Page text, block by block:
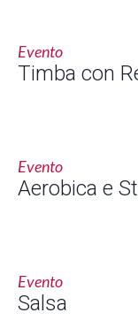
Evento
Timba con
Evento
Aerobica e
Evento
Salsa